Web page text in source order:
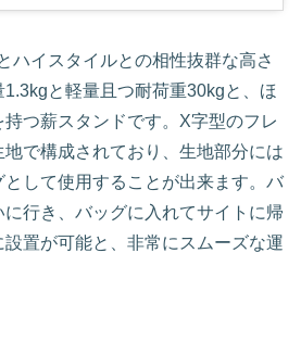
ハイスタイルとの相性抜群な高さ
と軽量且つ耐荷重30kgと、ほ
つ薪スタンドです。X字型のフレ
で構成されており、生地部分には
して使用することが出来ます。バ
行き、バッグに入れてサイトに帰
設置が可能と、非常にスムーズな運